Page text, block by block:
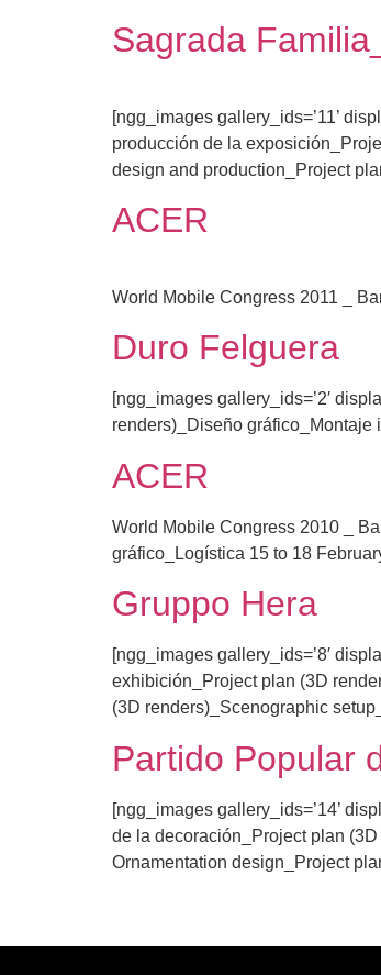
Sagrada
[ngg_images gallery_ids=’11’
producción de la
design and production_Project
ACER
World Mobile Congress 2011 _
Duro Felguera
[ngg_images gallery_ids=’2′
renders)_Diseño
ACER
World Mobile Congress 2010 _
gráfico_Logística 15 to 18
Gruppo Hera
[ngg_images gallery_ids=’8′
exhibición_Project plan (3D
(3D renders)_Scenographic
Partido Popular
[ngg_images gallery_ids=’14’
de la decoración_Project plan
Ornamentation design_Project